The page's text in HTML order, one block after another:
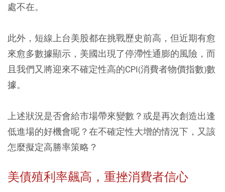
處不在。
此外，短線上台美股都在挑戰歷史前高，但近期有愈
來愈多數據顯示，美國出現了停滯性通膨的風險，而
且我們又將迎來不確定性高的CPI(消費者物價指數)數
據。
上述狀況是否會給市場帶來變數？或是再次創造出逢
低進場的好機會呢？在不確定性大增的情況下，又該
怎麼擬定高勝率策略？
美債殖利率飆高，重挫消費者信心